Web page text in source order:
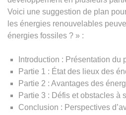
Voici une suggestion de plan
les énergies renouvelables
énergies fossiles ? » :
Introduction : Présentation du
Partie 1 : État des lieux des
Partie 2 : Avantages des
Partie 3 : Défis et obstacles à
Conclusion : Perspectives